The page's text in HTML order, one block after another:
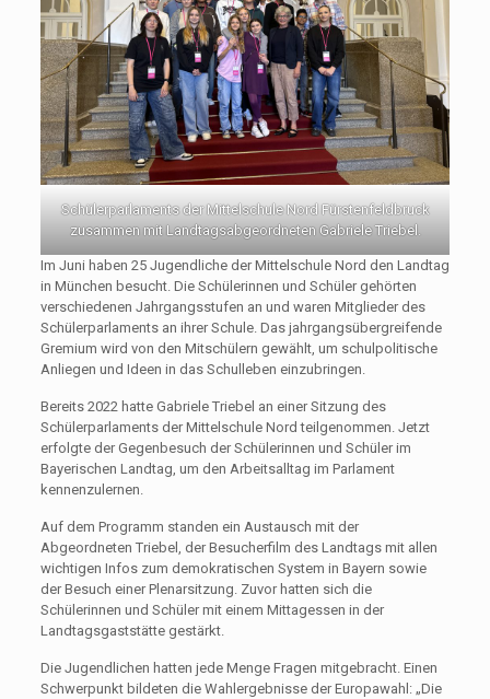
Schülerparlaments der Mittelschule Nord Fürstenfeldbruck
zusammen mit Landtagsabgeordneten Gabriele Triebel.
Im Juni haben 25 Jugendliche der Mittelschule Nord den Landtag
in München besucht. Die Schülerinnen und Schüler gehörten
verschiedenen Jahrgangsstufen an und waren Mitglieder des
Schülerparlaments an ihrer Schule. Das jahrgangsübergreifende
Gremium wird von den Mitschülern gewählt, um schulpolitische
Anliegen und Ideen in das Schulleben einzubringen.
Bereits 2022 hatte Gabriele Triebel an einer Sitzung des
Schülerparlaments der Mittelschule Nord teilgenommen. Jetzt
erfolgte der Gegenbesuch der Schülerinnen und Schüler im
Bayerischen Landtag, um den Arbeitsalltag im Parlament
kennenzulernen.
Auf dem Programm standen ein Austausch mit der
Abgeordneten Triebel, der Besucherfilm des Landtags mit allen
wichtigen Infos zum demokratischen System in Bayern sowie
der Besuch einer Plenarsitzung. Zuvor hatten sich die
Schülerinnen und Schüler mit einem Mittagessen in der
Landtagsgaststätte gestärkt.
Die Jugendlichen hatten jede Menge Fragen mitgebracht. Einen
Schwerpunkt bildeten die Wahlergebnisse der Europawahl: „Die